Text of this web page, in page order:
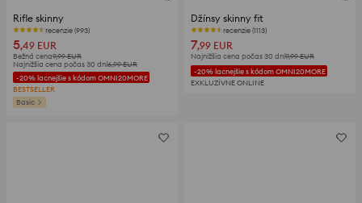
Rifle skinny
recenzie (993)
5,49 EUR
Bežná cena9,99EUR
Najnižšia cena počas 30 dní6,99EUR
-20% lacnejšie s kódom OMNI20MORE
BESTSELLER
Basic
Džínsy skinny fit
recenzie (1113)
7,99 EUR
Najnižšia cena počas 30 dní9,99EUR
-20% lacnejšie s kódom OMNI20MORE
EXKLUZÍVNE ONLINE